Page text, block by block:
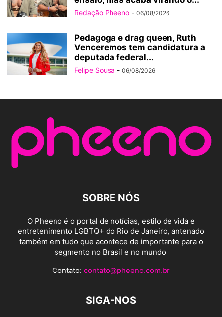
Redação Pheeno - 06/08/2026
Pedagoga e drag queen, Ruth
Venceremos tem candidatura a
deputada federal...
Felipe Sousa - 06/08/2026
SOBRE NÓS
O Pheeno é o portal de notícias, estilo de vida e
entretenimento LGBTQ+ do Rio de Janeiro, antenado
também em tudo que acontece de importante para o
segmento no Brasil e no mundo!
Contato: contato@pheeno.com.br
SIGA-NOS